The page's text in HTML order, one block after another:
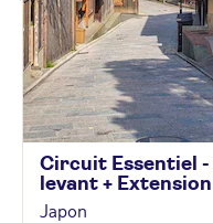
Circuit Essentiel -
levant + Extension
Japon